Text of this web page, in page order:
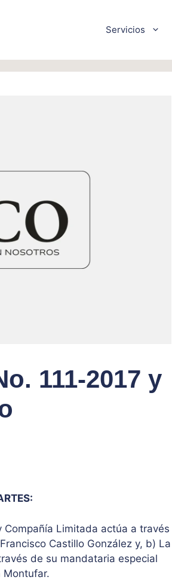
Servicios
111-2017 y
Limitada actúa a través
Castillo González y, b) La
de su mandataria especial
Montufar.